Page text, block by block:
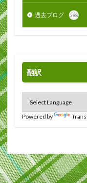
過去ブログ 598
翻訳
Powered by